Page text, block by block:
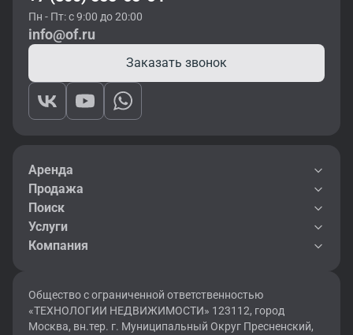
Пн - Пт: с 9:00 до 20:00
info@of.ru
Заказать звонок
Аренда
Продажа
Поиск
Услуги
Компания
Общество с ограниченной ответственностью
«ТЕХНОЛОГИИ НЕДВИЖИМОСТИ» 123112, город
Москва, вн.тер. г. Муниципальный Округ Пресненский,